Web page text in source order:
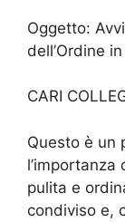
Oggetto:
dell’Ordine
CARI
Questo è un
pulita e
condiviso e,